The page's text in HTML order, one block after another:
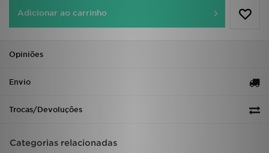
Adicionar ao carrinho
Opiniões
Envio
Trocas/Devoluções
Categorias relacionadas